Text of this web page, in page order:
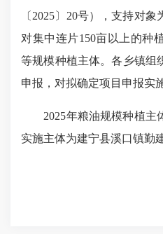
〔2025〕 20号），支持对象
对集中连片150亩以上的种
等规模种植主体。各乡镇组
申报， 对拟确定项目申报实
2025年粮油规模种植主
实施主体为建宁县溪口镇勤